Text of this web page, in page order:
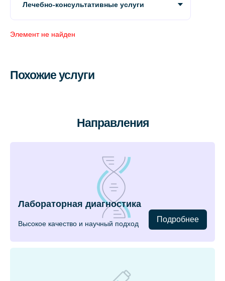
Лечебно-консультативные услуги
Элемент не найден
Похожие услуги
Направления
Лабораторная диагностика
Высокое качество и научный подход Подробнее